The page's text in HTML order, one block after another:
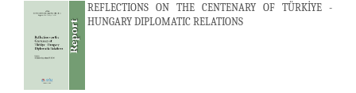
REFLECTIONS ON THE CENTENARY OF TÜRKİYE -
HUNGARY DIPLOMATIC RELATIONS